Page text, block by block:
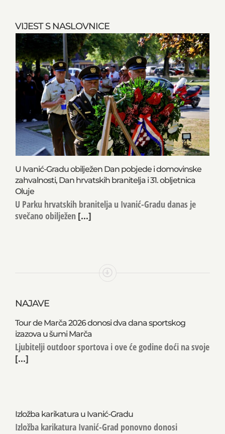
VIJEST S NASLOVNICE
U Ivanić-Gradu obilježen Dan pobjede i domovinske
zahvalnosti, Dan hrvatskih branitelja i 31. obljetnica
Oluje
U Parku hrvatskih branitelja u Ivanić-Gradu danas je
svečano obilježen [...]
NAJAVE
Tour de Marča 2026 donosi dva dana sportskog
izazova u šumi Marča
Ljubitelji outdoor sportova i ove će godine doći na svoje
[...]
Izložba karikatura u Ivanić-Gradu
Izložba karikatura Ivanić-Grad ponovno donosi